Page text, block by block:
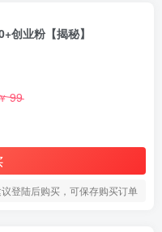
创业粉【揭秘】
99
登陆后购买，可保存购买订单